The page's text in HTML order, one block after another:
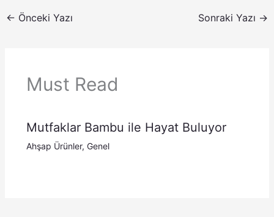
← Önceki Yazı Sonraki Yazı →
Must Read
Mutfaklar Bambu ile Hayat Buluyor
Ahşap Ürünler, Genel